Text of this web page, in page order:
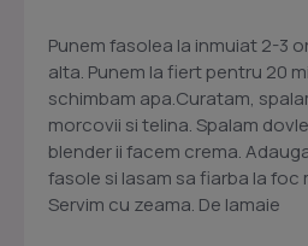
Punem fasolea la inmuiat 2-3
alta. Punem la fiert pentru 20
schimbam apa.Curatam,
morcovii si telina. Spalam
blender ii facem crema.
fasole si lasam sa fiarba la foc
Servim cu zeama. De lamaie